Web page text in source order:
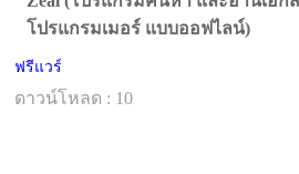
โปรแกรมเมอร์ แบบออฟไลน์)
ฟรีแวร์
ดาวน์โหลด : 10